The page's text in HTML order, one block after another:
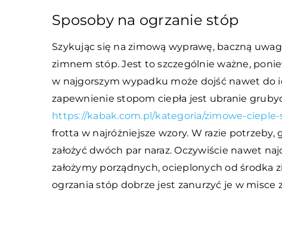
Sposoby na ogrzanie stóp
Szykując się na zimową wyprawę, baczną
zimnem stóp. Jest to szczególnie ważne,
w najgorszym wypadku może dojść nawet do
zapewnienie stopom ciepła jest ubranie
https://kabak.com.pl/kategoria/zimowe-
frotta w najróżniejsze wzory. W razie
założyć dwóch par naraz. Oczywiście nawet
założymy porządnych, ocieplonych od
ogrzania stóp dobrze jest zanurzyć je w misce